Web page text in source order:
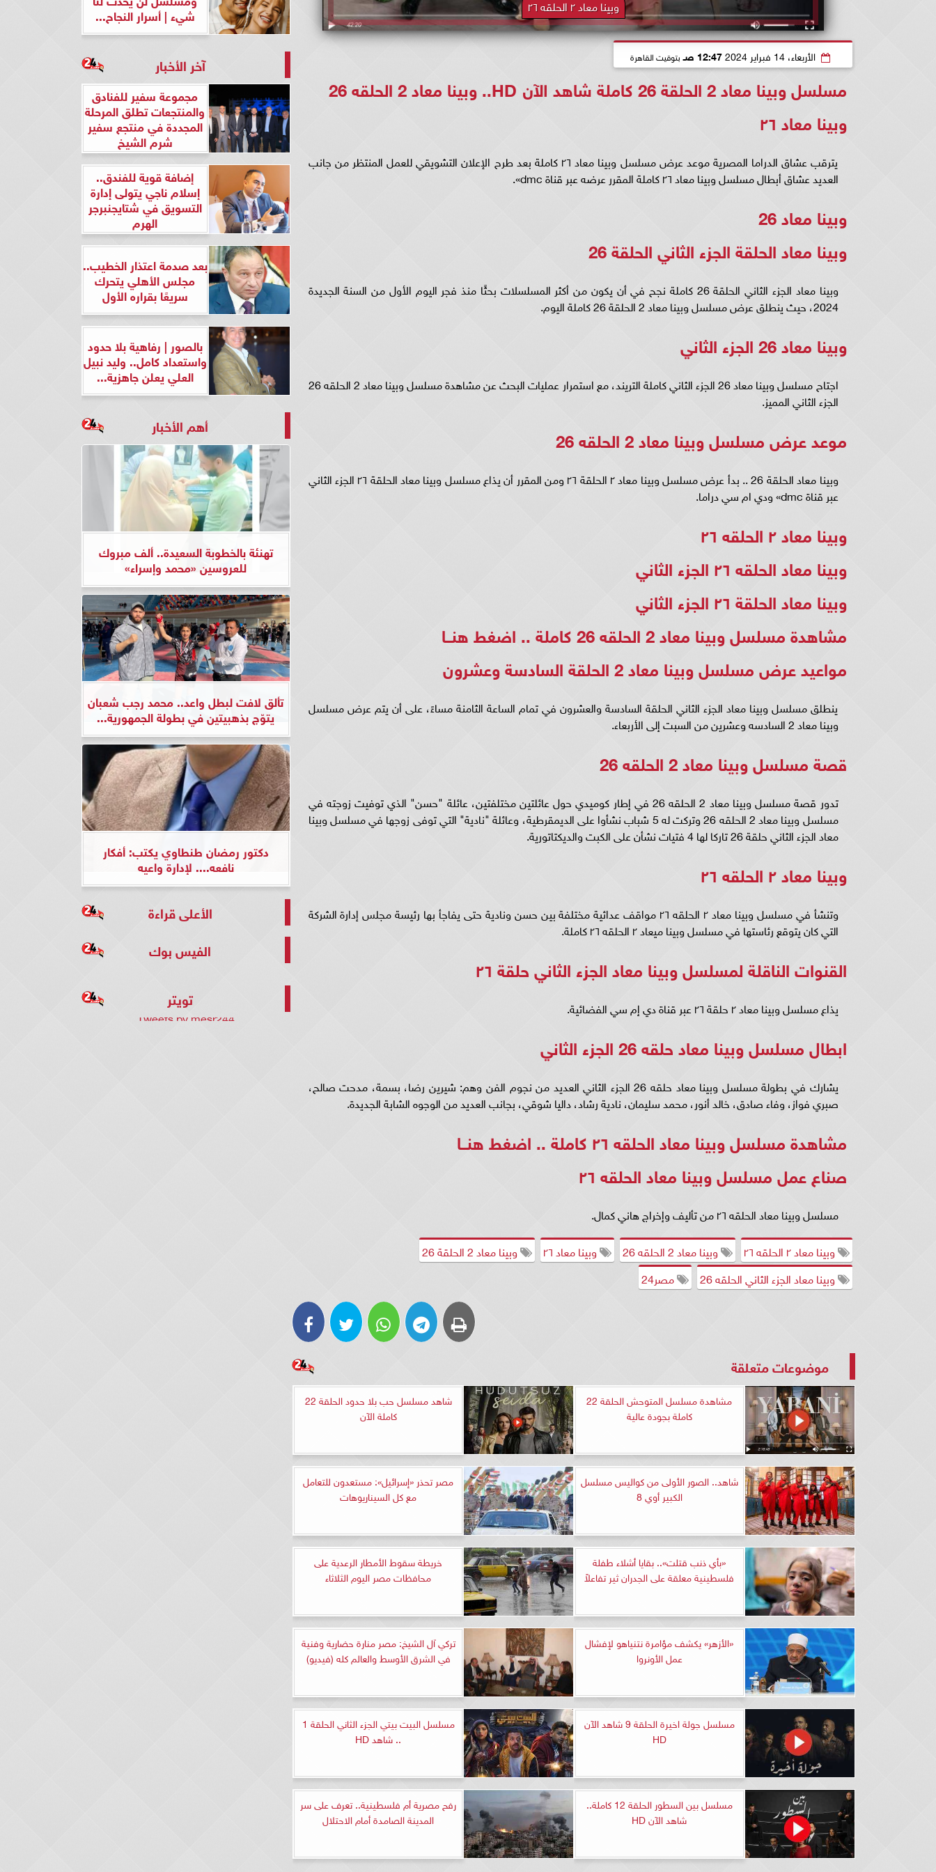
وبينا معاد ٢ الحلقه ٢٦
الأربعاء، 14 فبراير 2024 12:47 صـ بتوقيت القاهرة
مسلسل وبينا معاد 2 الحلقة 26 كاملة شاهد الآن HD.. وبينا معاد 2 الحلقه 26
وبينا معاد ٢٦
يترقب عشاق الدراما المصرية موعد عرض مسلسل وبينا معاد ٢٦ كاملة بعد طرح الإعلان التشويقي للعمل المنتظر من جانب
العديد عشاق أبطال مسلسل وبينا معاد ٢٦ كاملة المقرر عرضه عبر قناة dmc».
وبينا معاد 26
وبينا معاد الحلقة الجزء الثاني الحلقة 26
وبينا معاد الجزء الثاني الحلقة 26 كاملة نجح في أن يكون من أكثر المسلسلات بحثًا منذ فجر اليوم الأول من السنة الجديدة
2024، حيث ينطلق عرض مسلسل وبينا معاد 2 الحلقة 26 كاملة اليوم.
وبينا معاد 26 الجزء الثاني
اجتاح مسلسل وبينا معاد 26 الجزء الثاني كاملة التريند، مع استمرار عمليات البحث عن مشاهدة مسلسل وبينا معاد 2 الحلقه 26
الجزء الثاني المميز.
موعد عرض مسلسل وبينا معاد 2 الحلقه 26
وبينا معاد الحلقة 26 .. بدأ عرض مسلسل وبينا معاد ٢ الحلقة ٢٦ ومن المقرر أن يذاع مسلسل وبينا معاد الحلقة ٢٦ الجزء الثاني
عبر قناة dmc» ودي ام سي دراما.
وبينا معاد ٢ الحلقه ٢٦
وبينا معاد الحلقه ٢٦ الجزء الثاني
وبينا معاد الحلقة ٢٦ الجزء الثاني
مشاهدة مسلسل وبينا معاد 2 الحلقه 26 كاملة ..
اضغط هنــا
مواعيد عرض مسلسل وبينا معاد 2 الحلقة السادسة وعشرون
ينطلق مسلسل وبينا معاد الجزء الثاني الحلقة السادسة والعشرون في تمام الساعة الثامنة مساءً، على أن يتم عرض مسلسل
وبينا معاد 2 السادسه وعشرين من السبت إلى الأربعاء.
قصة مسلسل وبينا معاد 2 الحلقه 26
تدور قصة مسلسل وبينا معاد 2 الحلقه 26 في إطار كوميدي حول عائلتين مختلفتين، عائلة "حسن" الذي توفيت زوجته في
مسلسل وبينا معاد 2 الحلقه 26 وتركت له 5 شباب نشأوا على الديمقرطية، وعائلة "نادية" التي توفى زوجها في مسلسل وبينا
معاد الجزء الثاني حلقة 26 تاركا لها 4 فتيات نشأن على الكبت والديكتاتورية.
وبينا معاد ٢ الحلقه ٢٦
وتنشأ في مسلسل وبينا معاد ٢ الحلقه ٢٦ مواقف عدائية مختلفة بين حسن ونادية حتى يفاجأ بها رئيسة مجلس إدارة الشركة
التي كان يتوقع رئاستها في مسلسل وبينا ميعاد ٢ الحلقه ٢٦ كاملة.
القنوات الناقلة لمسلسل وبينا معاد الجزء الثاني حلقة ٢٦
يذاع مسلسل وبينا معاد ٢ حلقة ٢٦ عبر قناة دي إم سي الفضائية.
ابطال مسلسل وبينا معاد حلقه 26 الجزء الثاني
يشارك في بطولة مسلسل وبينا معاد حلقه 26 الجزء الثاني العديد من نجوم الفن وهم: شيرين رضا، بسمة، مدحت صالح،
صبري فواز، وفاء صادق، خالد أنور، محمد سليمان، نادية رشاد، داليا شوقي، بجانب العديد من الوجوه الشابة الجديدة.
مشاهدة مسلسل وبينا معاد الحلقه ٢٦ كاملة ..
اضغط هنــا
صناع عمل مسلسل وبينا معاد الحلقه ٢٦
مسلسل وبينا معاد الحلقه ٢٦ من تأليف وإخراج هاني كمال.
وبينا معاد ٢ الحلقه ٢٦
وبينا معاد 2 الحلقه 26 وبينا معاد ٢٦
وبينا معاد 2 الحلقة 26
وبينا معاد الجزء الثاني الحلقه 26
مصر24
موضوعات متعلقة
مشاهدة مسلسل المتوحش الحلقة 22
كاملة بجودة عالية
شاهد مسلسل حب بلا حدود الحلقة 22
كاملة الآن
شاهد.. الصور الأولى من كواليس مسلسل
الكبير أوي 8
مصر تحذر «إسرائيل»: مستعدون للتعامل
مع كل السيناريوهات
«بأي ذنب قتلت».. بقايا أشلاء طفلة
فلسطينية معلقة على الجدران ثير تفاعلاً
خريطة سقوط الأمطار الرعدية على
محافظات مصر اليوم الثلاثاء
«الأزهر» يكشف مؤامرة نتنياهو لإفشال
عمل الأونروا
تركي آل الشيخ: مصر منارة حضارية وفنية
في الشرق الأوسط والعالم كله (فيديو)
مسلسل جولة اخيرة الحلقة 9 شاهد الآن
HD
مسلسل البيت بيتي الجزء الثاني الحلقة 1
.. شاهد HD
مسلسل بين السطور الحلقة 12 كاملة..
شاهد الآن HD
رفح مصرية أم فلسطينية.. تعرف على سر
المدينة الصامدة أمام الاحتلال
شيء | أسرار النجاح...
آخر الأخبار
مجموعة سفير للفنادق
والمنتجعات تطلق المرحلة
المجددة في منتجع سفير
شرم الشيخ
إضافة قوية للفندق..
إسلام ناجي يتولى إدارة
التسويق في شتايجنبرجر
الهرم
بعد صدمة اعتذار الخطيب..
مجلس الأهلي يتحرك
سريعًا بقراره الأول
بالصور | رفاهية بلا حدود
واستعداد كامل.. وليد نبيل
العلي يعلن جاهزية...
أهم الأخبار
تهنئة بالخطوبة السعيدة.. ألف مبروك
للعروسين «محمد وإسراء»
تألق لافت لبطل واعد.. محمد رجب شعبان
يتوّج بذهبيتين في بطولة الجمهورية...
دكتور رمضان طنطاوي يكتب: أفكار
نافعه.... لإدارة واعيه
الأعلى قراءة
الفيس بوك
تويتر
Tweets by mesr244